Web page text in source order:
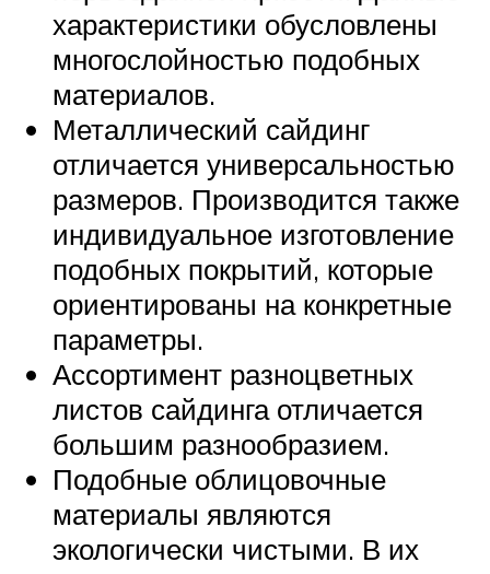
характеристики обусловлены
многослойностью подобных
материалов.
Металлический сайдинг
отличается универсальностью
размеров. Производится также
индивидуальное изготовление
подобных покрытий, которые
ориентированы на конкретные
параметры.
Ассортимент разноцветных
листов сайдинга отличается
большим разнообразием.
Подобные облицовочные
материалы являются
экологически чистыми. В их